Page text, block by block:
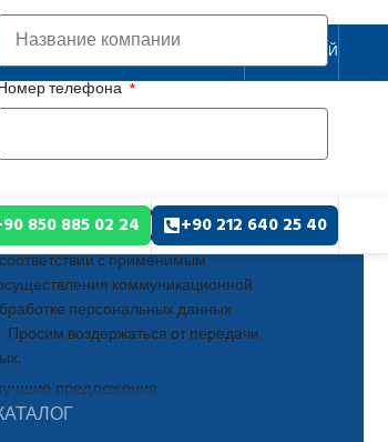
РУССКИЙ
телефона
через данную форму, включая имя и
адрес электронной почты и
с применимым
коммуникационной
персональных данных
. Просим воздержаться от передачи
850 885 02 24 +90 212 640 25 40
предложения.